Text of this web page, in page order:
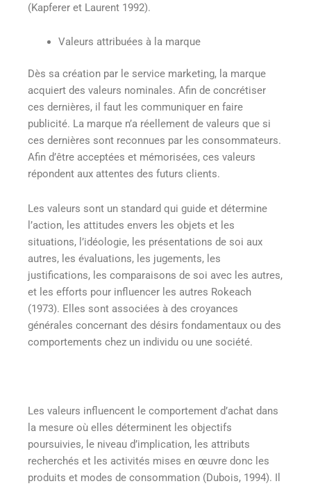
(Kapferer et Laurent 1992).
Valeurs attribuées à la marque
Dès sa création par le service marketing, la marque
acquiert des valeurs nominales. Afin de concrétiser
ces dernières, il faut les communiquer en faire
publicité. La marque n’a réellement de valeurs que si
ces dernières sont reconnues par les consommateurs.
Afin d’être acceptées et mémorisées, ces valeurs
répondent aux attentes des futurs clients.
Les valeurs sont un standard qui guide et détermine
l’action, les attitudes envers les objets et les
situations, l’idéologie, les présentations de soi aux
autres, les évaluations, les jugements, les
justifications, les comparaisons de soi avec les autres,
et les efforts pour influencer les autres Rokeach
(1973). Elles sont associées à des croyances
générales concernant des désirs fondamentaux ou des
comportements chez un individu ou une société.
Les valeurs influencent le comportement d’achat dans
la mesure où elles déterminent les objectifs
poursuivies, le niveau d’implication, les attributs
recherchés et les activités mises en œuvre donc les
produits et modes de consommation (Dubois, 1994). Il